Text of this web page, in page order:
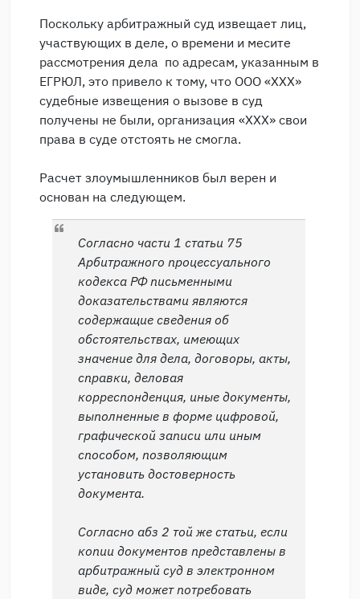
Поскольку арбитражный суд извещает лиц,
участвующих в деле, о времени и месите
рассмотрения дела по адресам, указанным в
ЕГРЮЛ, это привело к тому, что ООО «ХХХ»
судебные извещения о вызове в суд
получены не были, организация «ХХХ» свои
права в суде отстоять не смогла.
Расчет злоумышленников был верен и
основан на следующем.
Согласно части 1 статьи 75
Арбитражного процессуального
кодекса РФ письменными
доказательствами являются
содержащие сведения об
обстоятельствах, имеющих
значение для дела, договоры, акты,
справки, деловая
корреспонденция, иные документы,
выполненные в форме цифровой,
графической записи или иным
способом, позволяющим
установить достоверность
документа.
Согласно абз 2 той же статьи, если
копии документов представлены в
арбитражный суд в электронном
виде, суд может потребовать